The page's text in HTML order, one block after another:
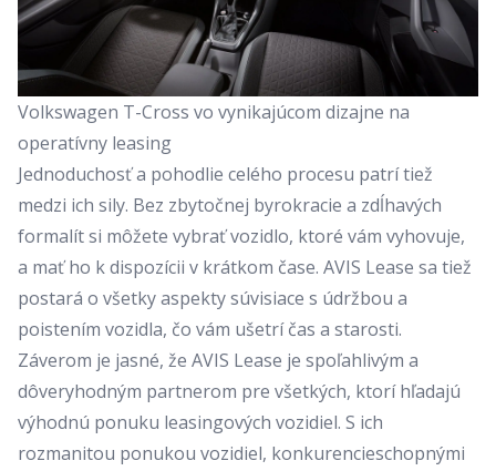
Volkswagen T-Cross vo vynikajúcom dizajne na
operatívny leasing
Jednoduchosť a pohodlie celého procesu patrí tiež
medzi ich sily. Bez zbytočnej byrokracie a zdĺhavých
formalít si môžete vybrať vozidlo, ktoré vám vyhovuje,
a mať ho k dispozícii v krátkom čase. AVIS Lease sa tiež
postará o všetky aspekty súvisiace s údržbou a
poistením vozidla, čo vám ušetrí čas a starosti.
Záverom je jasné, že AVIS Lease je spoľahlivým a
dôveryhodným partnerom pre všetkých, ktorí hľadajú
výhodnú ponuku leasingových vozidiel. S ich
rozmanitou ponukou vozidiel, konkurencieschopnými